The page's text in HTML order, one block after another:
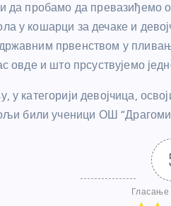
да пробамо да превазиђемо
у кошарци за дечаке и
првенством у
овде и што прсуствујемо
у категорији девојчица,
били ученици ОШ
Гласање